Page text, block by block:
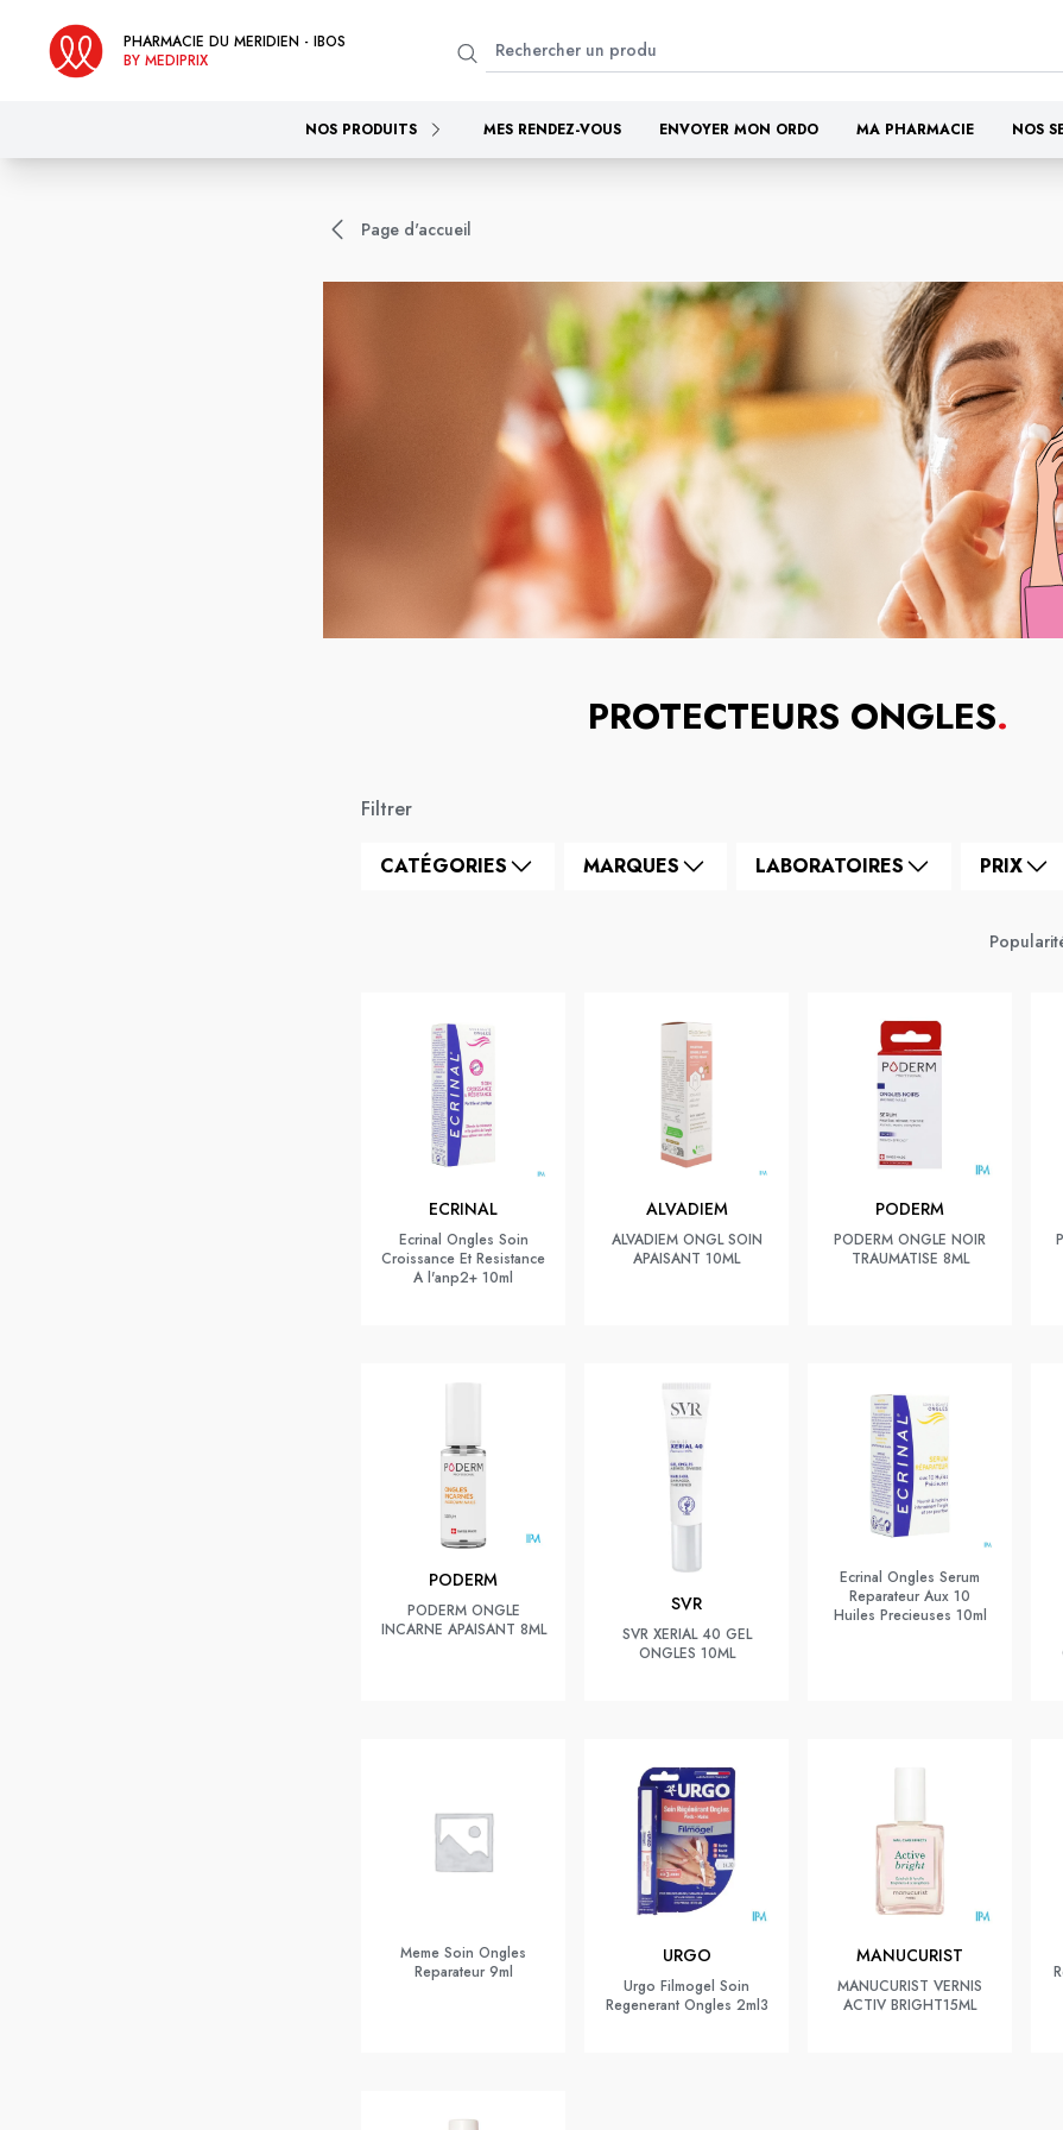
PHARMACIE DU MERIDIEN - IBOS
BY MEDIPRIX
NOS PRODUITS MES RENDEZ-VOUS ENVOYER MON ORDO MA PHARMACIE NOS
Page d'accueil
PROTECTEURS ONGLES.
Filtrer
CATÉGORIES MARQUES LABORATOIRES PRIX
ECRINAL
Ecrinal Ongles Soin
Croissance Et Resistance
A l'anp2+ 10ml
ALVADIEM
ALVADIEM ONGL SOIN
APAISANT 10ML
PODERM
PODERM ONGLE NOIR
TRAUMATISE 8ML
PODERM
PODERM ONGLE
INCARNE APAISANT 8ML
SVR
SVR XERIAL 40 GEL
ONGLES 10ML
Ecrinal Ongles Serum
Reparateur Aux 10
Huiles Precieuses 10ml
Meme Soin Ongles
Reparateur 9ml
URGO
Urgo Filmogel Soin
Regenerant Ongles 2ml3
MANUCURIST
MANUCURIST VERNIS
ACTIV BRIGHT15ML